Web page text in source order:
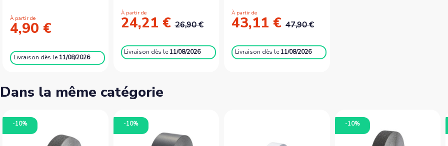
À partir de
4,90 €
Livraison dès le 11/08/2026
À partir de
24,21 €26,90 €
Livraison dès le 11/08/2026
À partir de
43,11 € 47,90 €
Livraison dès le 11/08/2026
Dans la même catégorie
-10% -10% -10%